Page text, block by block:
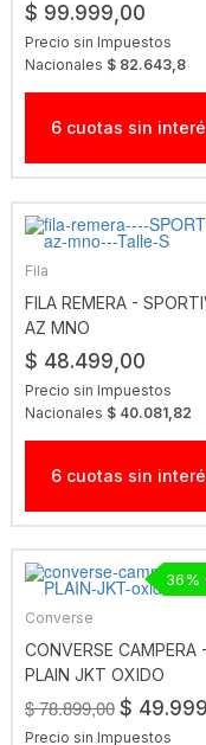
$ 99.999,00
Precio sin Impuestos
Nacionales $ 82.643,8
6 cuotas sin
Fila
FILA REMERA -
AZ MNO
$ 48.499,00
Precio sin Impuestos
Nacionales $ 40.081,82
6 cuotas sin
Converse
CONVERSE CAMPERA -
PLAIN JKT OXIDO
$ 78.899,00 $
Precio sin Impuestos
36